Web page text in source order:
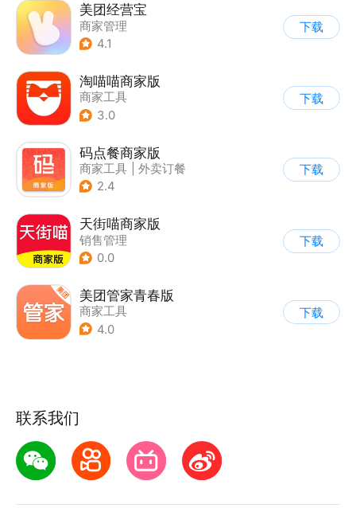
美团经营宝
商家管理
4.1
下载
淘喵喵商家版
商家工具
3.0
下载
码点餐商家版
商家工具
外卖订餐
2.4
下载
天街喵商家版
销售管理
0.0
下载
美团管家青春版
商家工具
4.0
下载
联系我们